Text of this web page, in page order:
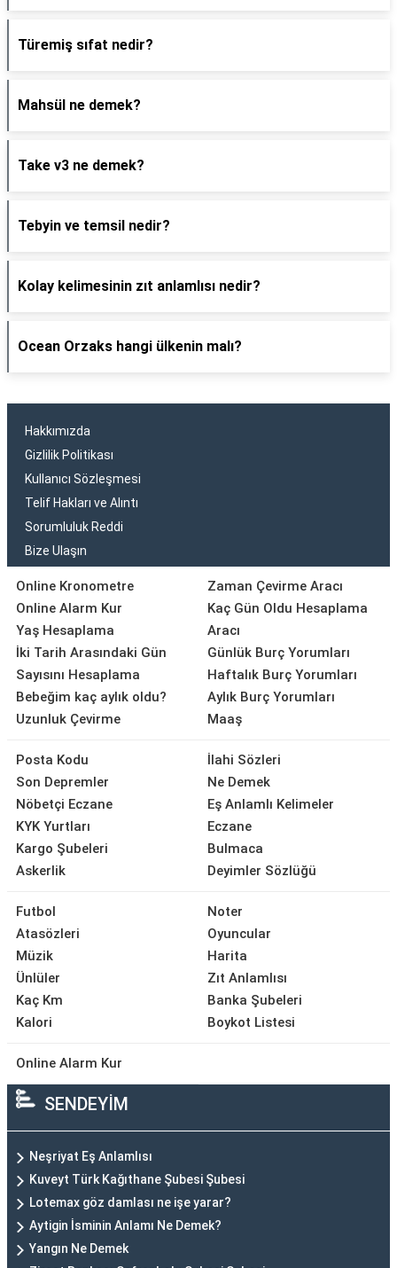
Türemiş sıfat nedir?
Mahsül ne demek?
Take v3 ne demek?
Tebyin ve temsil nedir?
Kolay kelimesinin zıt anlamlısı nedir?
Ocean Orzaks hangi ülkenin malı?
Hakkımızda
Gizlilik Politikası
Kullanıcı Sözleşmesi
Telif Hakları ve Alıntı
Sorumluluk Reddi
Bize Ulaşın
Online Kronometre
Online Alarm Kur
Yaş Hesaplama
İki Tarih Arasındaki Gün
Sayısını Hesaplama
Bebeğim kaç aylık oldu?
Uzunluk Çevirme
Zaman Çevirme Aracı
Kaç Gün Oldu Hesaplama
Aracı
Günlük Burç Yorumları
Haftalık Burç Yorumları
Aylık Burç Yorumları
Maaş
Posta Kodu
Son Depremler
Nöbetçi Eczane
KYK Yurtları
Kargo Şubeleri
Askerlik
İlahi Sözleri
Ne Demek
Eş Anlamlı Kelimeler
Eczane
Bulmaca
Deyimler Sözlüğü
Futbol
Atasözleri
Müzik
Ünlüler
Kaç Km
Kalori
Noter
Oyuncular
Harita
Zıt Anlamlısı
Banka Şubeleri
Boykot Listesi
Online Alarm Kur
SENDEYİM
Neşriyat Eş Anlamlısı
Kuveyt Türk Kağıthane Şubesi Şubesi
Lotemax göz damlası ne işe yarar?
Aytigin İsminin Anlamı Ne Demek?
Yangın Ne Demek